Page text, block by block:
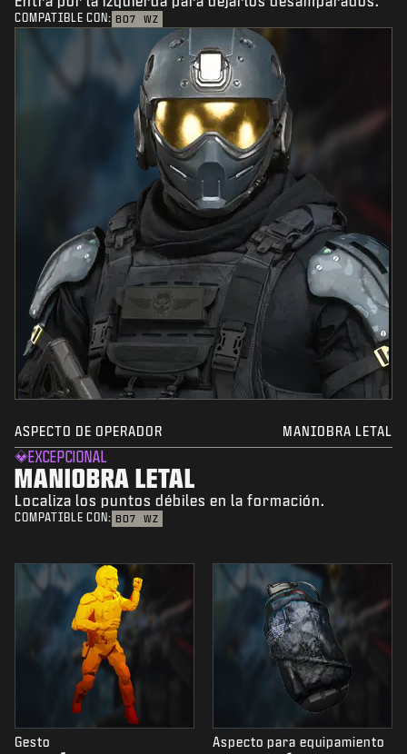
COMPATIBLE CON: BO7 WZ
ASPECTO DE OPERADOR MANIOBRA LETAL
EXCEPCIONAL
MANIOBRA LETAL
Localiza los puntos débiles en la formación.
COMPATIBLE CON: BO7 WZ
Gesto Aspecto para equipamiento